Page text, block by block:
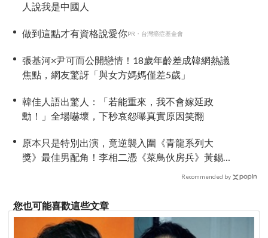
人說我是中國人
做到這點才有資格說愛你PR・台灣癌症基金會
張基河×尹可而公開戀情！18歲年齡差成韓網熱議
焦點，網友驚訝「與女方媽媽僅差5歲」
韓佳人語出驚人：「若能重來，我不會嫁延政
勳！」全場嚇壞，下秒哀怨曝真實原因笑翻
原本只是特別出演，竟逆襲入圍《青龍系列大
獎》最佳男配角！李相二憑《菜鳥伙房兵》黃錫
Recommended by
您也可能喜歡這些文章